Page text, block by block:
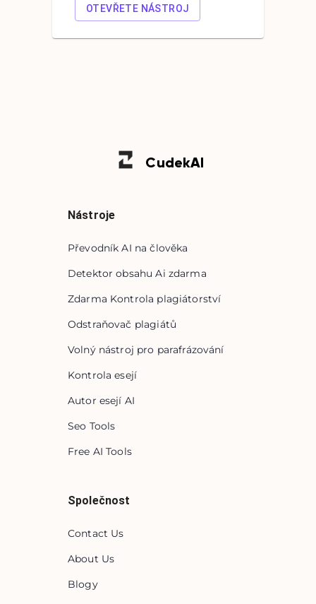
OTEVŘETE NÁSTROJ
CudekAI
Nástroje
Převodník AI na člověka
Detektor obsahu Ai zdarma
Zdarma Kontrola plagiátorství
Odstraňovač plagiátů
Volný nástroj pro parafrázování
Kontrola esejí
Autor esejí AI
Seo Tools
Free AI Tools
Společnost
Contact Us
About Us
Blogy